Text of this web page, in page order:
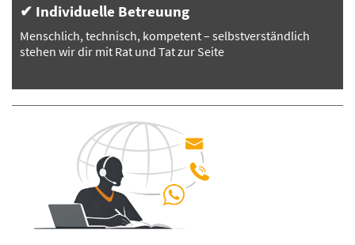
✔ Individuelle Betreuung
Menschlich, technisch, kompetent – selbstverständlich
stehen wir dir mit Rat und Tat zur Seite